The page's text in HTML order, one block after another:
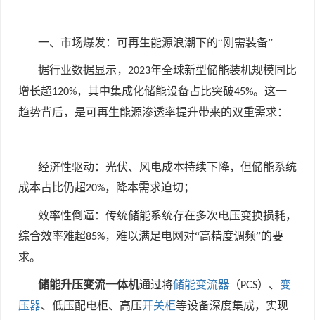
一、市场爆发：可再生能源浪潮下的“刚需装备”
据行业数据显示， 2023年全球新型储能装机规模同比
增长超120%，其中集成化储能设备占比突破45%。这一
趋势背后，是可再生能源渗透率提升带来的双重需求：
经济性驱动：光伏、风电成本持续下降，但储能系统
成本占比仍超20%，降本需求迫切；
效率性倒逼：传统储能系统存在多次电压变换损耗，
综合效率难超85%，难以满足电网对“高精度调频”的要
求。
储能升压变流一体机通过将储能变流器 （PCS）、 变
压器、低压配电柜、高压开关柜等设备深度集成，实现